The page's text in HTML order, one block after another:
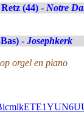
(44) - Notre
- Josephkerk
orgel en piano